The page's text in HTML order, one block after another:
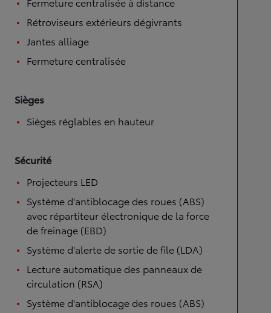
Rétroviseurs extérieurs dégivrants
Jantes alliage
Fermeture centralisée
Sièges
Sièges réglables en hauteur
Sécurité
Projecteurs LED
Système d'antiblocage des roues (ABS)
avec répartiteur électronique de la force
de freinage (EBD)
Système d'alerte de sortie de file (LDA)
Lecture automatique des panneaux de
circulation (RSA)
Système d'antiblocage des roues (ABS)